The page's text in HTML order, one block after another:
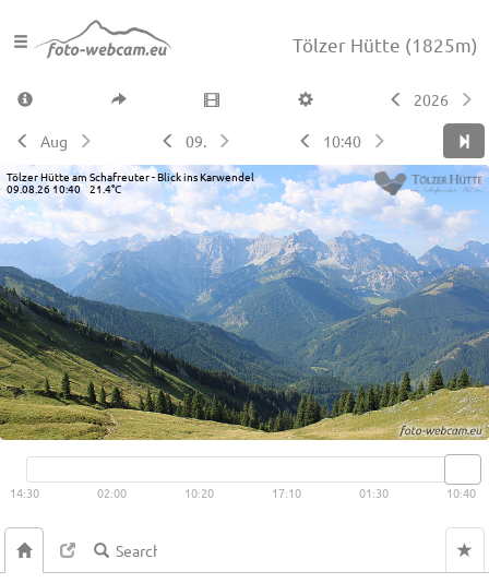
Tölzer Hütte (1825m)
2026
Aug 09. 10:40
Tölzer Hütte am Schafreuter - Blick ins Karwendel
09.08.26 10:40 21.4°C
Live video available → View
14:30 02:00 10:20 17:10 01:30 10:40